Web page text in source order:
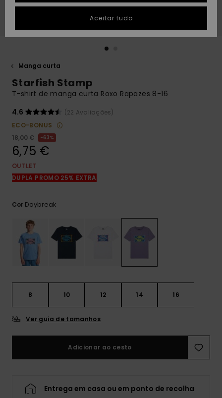
conversa para
obteres a
resposta mais
rápida à tua
conversa
respostas
para as
contacto.
PRESENTE
DESEJO
Manga curta
Starfish Stamp
T-shirt de manga curta Roxo Rapazes 8-16
4.6
(22 Avaliações)
ECO-BONUS
18,00 €
63%
6,75 €
OUTLET
DUPLA PROMO 25% EXTRA
Cor Daybreak
8 10 12 14 16
Ver guia de tamanhos
Adicionar ao cesto
Entrega em casa ou em ponto de recolha
Aceitar tudo